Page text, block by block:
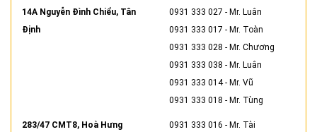
14A Nguyễn Đình Chiểu, Tân
Định
0931 333 027 - Mr. Luân
0931 333 017 - Mr. Toàn
0931 333 028 - Mr. Chương
0931 333 038 - Mr. Luân
0931 333 014- Mr. Vũ
0931 333 018 - Mr. Tùng
283/47 CMT8, Hoà Hưng 0931 333 016 - Mr. Tài